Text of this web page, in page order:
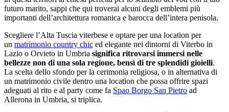
futuro marito, sappi che qui troverai alcuni degli emblemi più
importanti dell’architettura romanica e barocca dell’intera penisola.
Scegliere l’Alta Tuscia viterbese e optare per una location per
un matrimonio country chic ed elegante nei dintorni di Viterbo in
Lazio o Orvieto in Umbria significa ritrovarsi immersi nelle
bellezze non di una sola regione, bensì di tre splendidi gioielli.
La scelta dello sfondo per la cerimonia religiosa, o in alternativa di
un matrimonio civile dentro una location che possa offrire spazi
adeguati al rito e al party come fa Spao Borgo San Pietro ad
Allerona in Umbria, si triplica.